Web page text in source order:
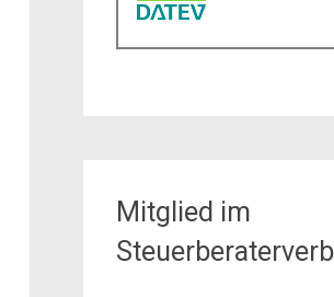
Mitglied im